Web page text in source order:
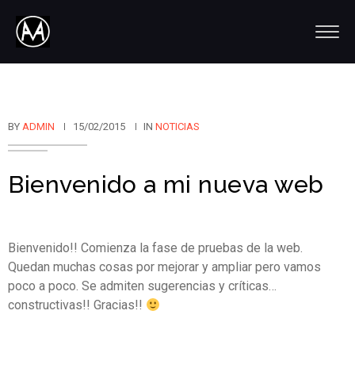
BY ADMIN 15/02/2015 IN NOTICIAS
Bienvenido a mi nueva web
Bienvenido!! Comienza la fase de pruebas de la web.
Quedan muchas cosas por mejorar y ampliar pero vamos
poco a poco. Se admiten sugerencias y críticas…
constructivas!! Gracias!!